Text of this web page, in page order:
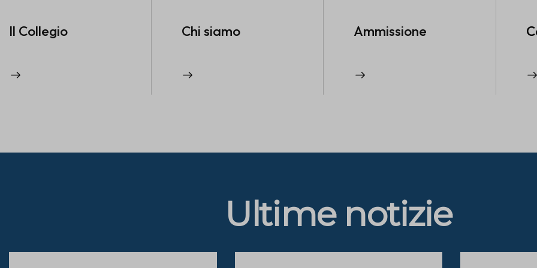
Il Collegio Chi siamo Ammissione
Ultime notizie